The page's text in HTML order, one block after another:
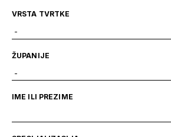
VRSTA TVRTKE
ŽUPANIJE
IME ILI PREZIME